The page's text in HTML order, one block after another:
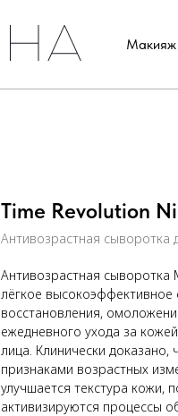
Макияж
Time Revolution
Антивозрастная сыворотка
Антивозрастная сыворотка
лёгкое высокоэффективное
восстановления,
ежедневного ухода за
лица. Клинически
признаками возрастных
улучшается текстура кожи,
активизируются процессы